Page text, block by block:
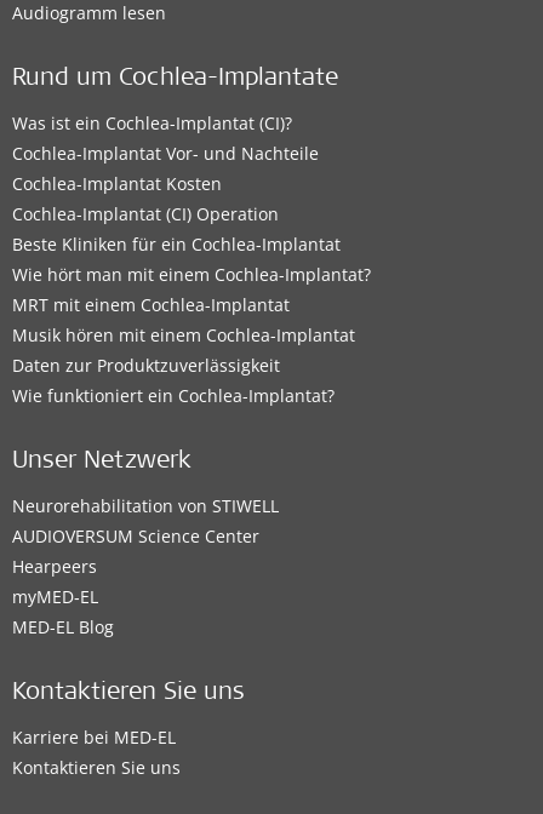
Audiogramm lesen
Rund um Cochlea-Implantate
Was ist ein Cochlea-Implantat (CI)?
Cochlea-Implantat Vor- und Nachteile
Cochlea-Implantat Kosten
Cochlea-Implantat (CI) Operation
Beste Kliniken für ein Cochlea-Implantat
Wie hört man mit einem Cochlea-Implantat?
MRT mit einem Cochlea-Implantat
Musik hören mit einem Cochlea-Implantat
Daten zur Produktzuverlässigkeit
Wie funktioniert ein Cochlea-Implantat?
Unser Netzwerk
Neurorehabilitation von STIWELL
AUDIOVERSUM Science Center
Hearpeers
myMED‑EL
MED-EL Blog
Kontaktieren Sie uns
Karriere bei MED-EL
Kontaktieren Sie uns